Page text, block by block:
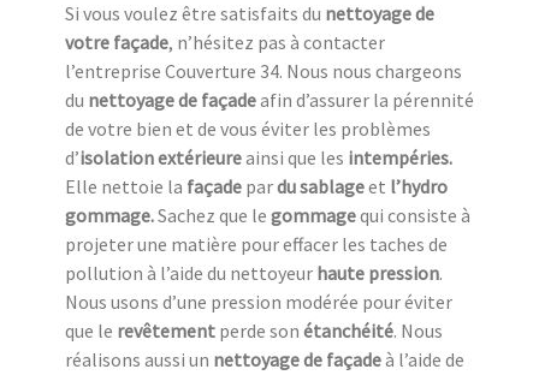
Si vous voulez être satisfaits du nettoyage de
votre façade, n’hésitez pas à contacter
l’entreprise Couverture 34. Nous nous chargeons
du nettoyage de façadeafin d’assurer la pérennité
de votre bien et de vous éviter les problèmes
d’isolation extérieureainsi que les intempéries.
Elle nettoie la façade pardu sablageet l’hydro
gommage.Sachez que le gommagequi consiste à
projeter une matière pour effacer les taches de
pollution à l’aide du nettoyeur haute pression.
Nous usons d’une pression modérée pour éviter
que le revêtement perde son étanchéité. Nous
réalisons aussi un nettoyage de façadeà l’aide de